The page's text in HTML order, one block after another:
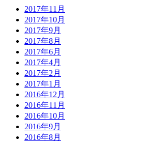
2017年11月
2017年10月
2017年9月
2017年8月
2017年6月
2017年4月
2017年2月
2017年1月
2016年12月
2016年11月
2016年10月
2016年9月
2016年8月